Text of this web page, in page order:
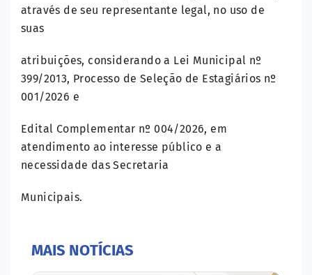
através de seu representante legal, no uso de
suas
atribuições, considerando a Lei Municipal nº
399/2013, Processo de Seleção de Estagiários nº
001/2026 e
Edital Complementar nº 004/2026, em
atendimento ao interesse público e a
necessidade das Secretaria
Municipais.
MAIS NOTÍCIAS